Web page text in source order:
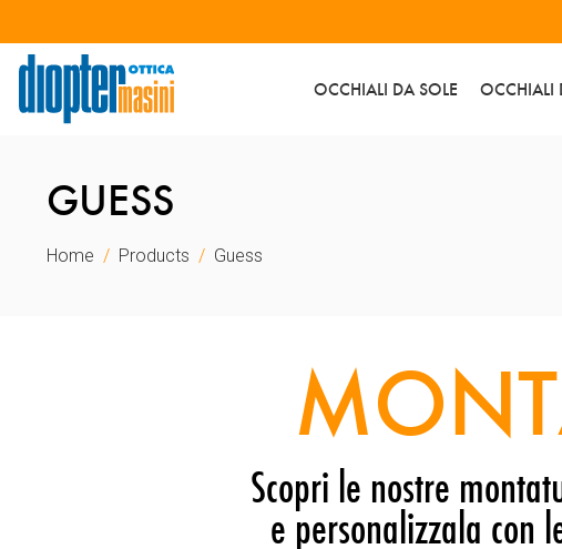
OCCHIALI DA SOLE OCCHIALI
GUESS
Home Products Guess
Scopri le nostre
e personalizzala con